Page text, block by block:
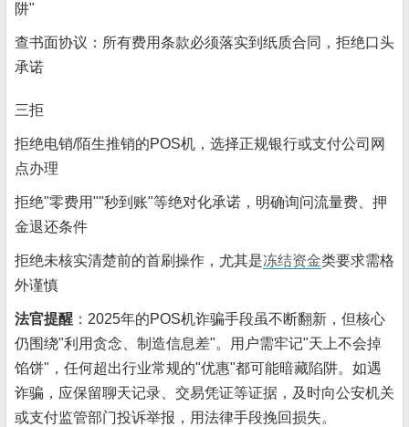
阱"
查书面协议：所有费用条款必须落实到纸质合同，拒绝口头
承诺
三拒
拒绝电销/陌生推销的POS机，选择正规银行或支付公司网
点办理
拒绝"零费用""秒到账"等绝对化承诺，明确询问流量费、押
金退还条件
拒绝未核实清楚前的首刷操作，尤其是冻结资金类要求需格
外谨慎
法官提醒 ：2025年的POS机诈骗手段虽不断翻新，但核心
仍围绕"利用贪念、制造信息差"。用户需牢记"天上不会掉
馅饼"，任何超出行业常规的"优惠"都可能暗藏陷阱。如遇
诈骗，应保留聊天记录、交易凭证等证据，及时向公安机关
或支付监管部门投诉举报，用法律手段挽回损失。